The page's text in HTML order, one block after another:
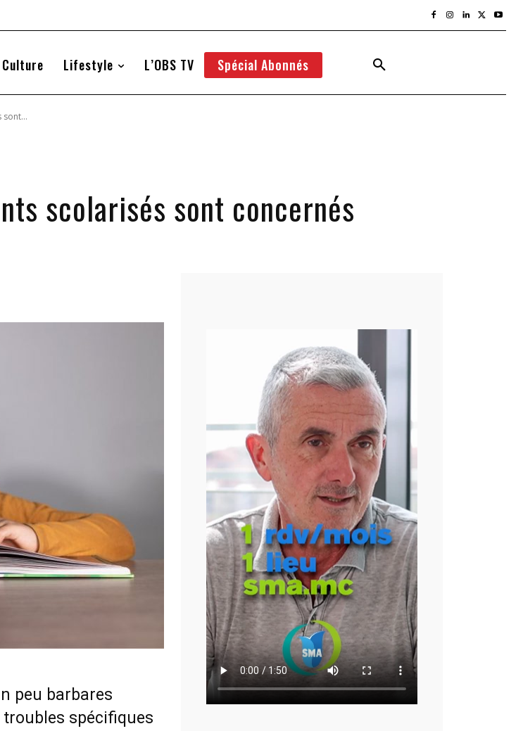
Culture Lifestyle L’OBS TV Spécial Abonnés
sont...
scolarisés sont concernés
peu barbares
spécifiques